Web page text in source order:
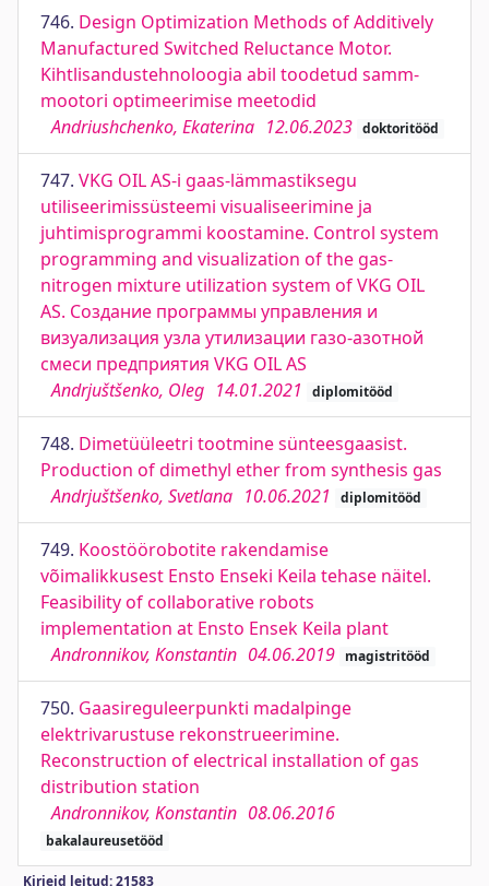
746. Design Optimization Methods of Additively
Manufactured Switched Reluctance Motor.
Kihtlisandustehnoloogia abil toodetud samm-
mootori optimeerimise meetodid
Andriushchenko, Ekaterina 12.06.2023 doktoritööd
747. VKG OIL AS-i gaas-lämmastiksegu
utiliseerimissüsteemi visualiseerimine ja
juhtimisprogrammi koostamine. Control system
programming and visualization of the gas-
nitrogen mixture utilization system of VKG OIL
AS. Создание программы управления и
визуализация узла утилизации газо-азотной
смеси предприятия VKG OIL AS
Andrjuštšenko, Oleg 14.01.2021 diplomitööd
748. Dimetüüleetri tootmine sünteesgaasist.
Production of dimethyl ether from synthesis gas
Andrjuštšenko, Svetlana 10.06.2021 diplomitööd
749. Koostöörobotite rakendamise
võimalikkusest Ensto Enseki Keila tehase näitel.
Feasibility of collaborative robots
implementation at Ensto Ensek Keila plant
Andronnikov, Konstantin 04.06.2019 magistritööd
750. Gaasireguleerpunkti madalpinge
elektrivarustuse rekonstrueerimine.
Reconstruction of electrical installation of gas
distribution station
Andronnikov, Konstantin 08.06.2016
bakalaureusetööd
Kirjeid leitud: 21583